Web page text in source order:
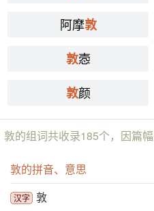
阿摩敦
敦悫
敦颜
敦的组词共收录185个，因篇
敦的拼音、意思
汉字 敦